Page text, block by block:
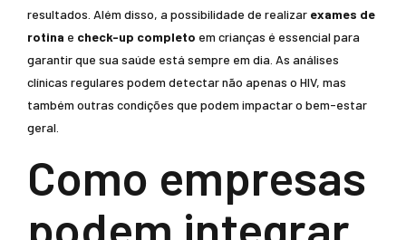
resultados. Além disso, a possibilidade de realizar exames de
rotina e check-up completo em crianças é essencial para
garantir que sua saúde está sempre em dia. As análises
clínicas regulares podem detectar não apenas o HIV, mas
também outras condições que podem impactar o bem-estar
geral.
Como empresas
podem integrar